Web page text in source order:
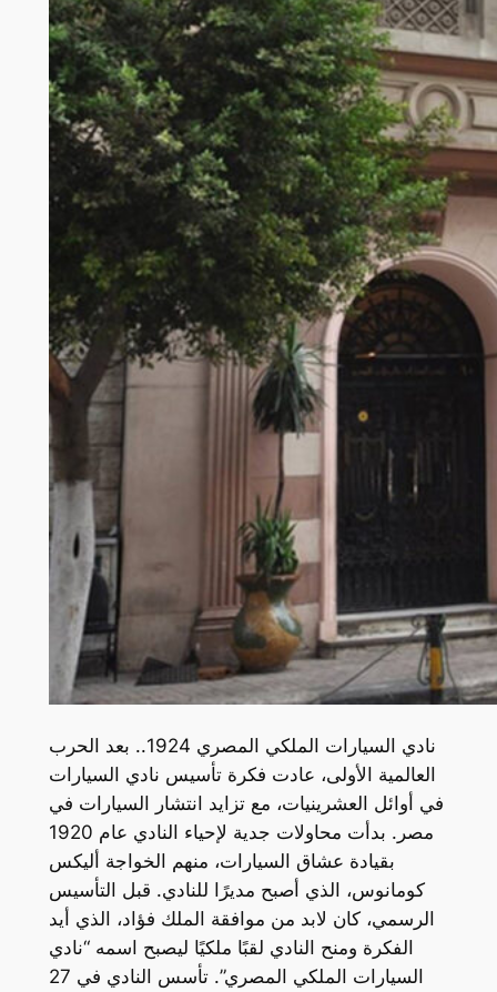
نادي السيارات الملكي المصري 1924.. بعد الحرب
العالمية الأولى، عادت فكرة تأسيس نادي السيارات
في أوائل العشرينيات، مع تزايد انتشار السيارات في
مصر. بدأت محاولات جدية لإحياء النادي عام 1920
بقيادة عشاق السيارات، منهم الخواجة أليكس
كومانوس، الذي أصبح مديرًا للنادي. قبل التأسيس
الرسمي، كان لابد من موافقة الملك فؤاد، الذي أيد
الفكرة ومنح النادي لقبًا ملكيًا ليصبح اسمه “نادي
السيارات الملكي المصري”. تأسس النادي في 27